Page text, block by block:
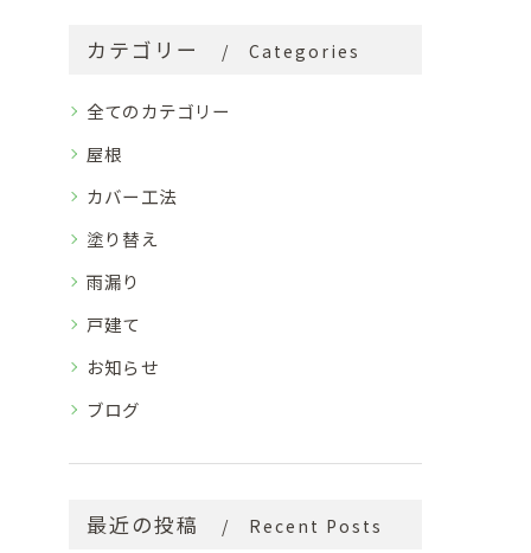
カテゴリー Categories
全てのカテゴリー
屋根
カバー工法
塗り替え
雨漏り
戸建て
お知らせ
ブログ
最近の投稿 Recent Posts